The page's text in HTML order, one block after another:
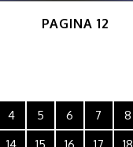
PAGINA 12
4 5 6 7 8